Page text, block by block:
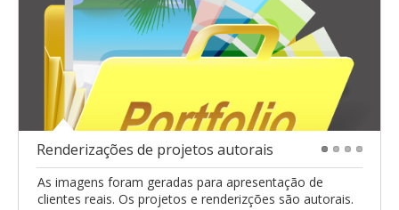
Renderizações de projetos autorais
As imagens foram geradas para apresentação de
clientes reais. Os projetos e renderizções são autorais.